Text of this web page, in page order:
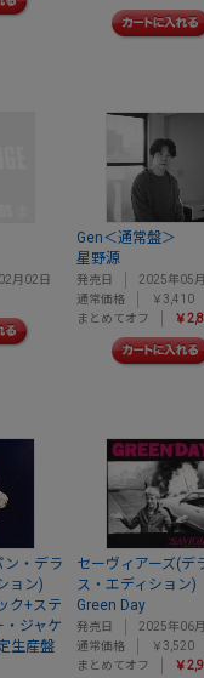
月02日
Gen＜通常盤＞
星野源
発売日
2025年05
通常価格
￥3,410
まとめてオフ
￥
ン・デラ
ョン)
ク+ステ
・ジャケ
生産盤
セーヴィアーズ(デ
ス・エディション)
Green Day
発売日
2025年06
通常価格
￥3,520
まとめてオフ
￥